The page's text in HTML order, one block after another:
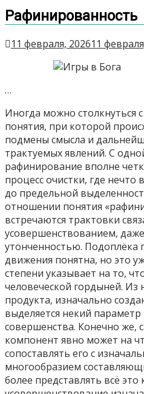
Рафинированность
11 февраля, 202611
…
Иногда можно столкнуться
понятия, при которой
подмены смысла и
трактуемых явлений. С
рафинирование вполне
процесс очистки, где нечто
до предельной
отношении понятия
встречаются трактовки
усовершенствованием,
утонченностью. Подоплёка
движения понятна, но это
степени указывает на то,
человеческой гордыней. Из
продукта, изначально
выделяется некий
совершенства. Конечно же,
компонент явно может на
сопоставлять его с
многообразием
более представлять всё это